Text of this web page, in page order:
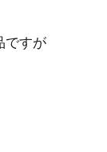
ですが